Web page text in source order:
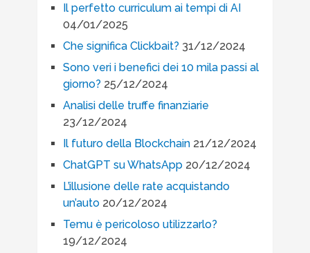
Il perfetto curriculum ai tempi di AI
04/01/2025
Che significa Clickbait? 31/12/2024
Sono veri i benefici dei 10 mila passi al
giorno? 25/12/2024
Analisi delle truffe finanziarie
23/12/2024
Il futuro della Blockchain 21/12/2024
ChatGPT su WhatsApp 20/12/2024
L’illusione delle rate acquistando
un’auto 20/12/2024
Temu è pericoloso utilizzarlo?
19/12/2024